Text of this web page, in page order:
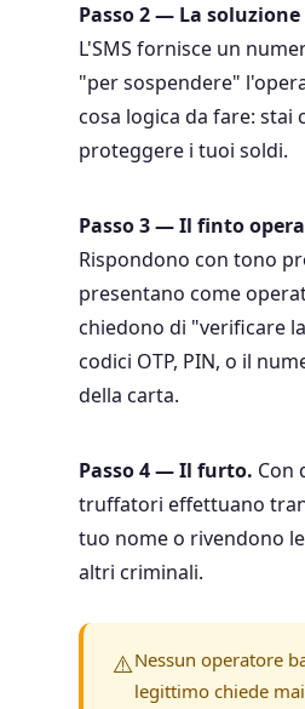
Passo 2 — La
L'SMS fornisce un
"per sospendere"
cosa logica da fare: stai
proteggere i tuoi soldi.
Passo 3 — Il finto
Rispondono con tono
presentano come
chiedono di "verificare
codici OTP, PIN, o il
della carta.
Passo 4 — Il furto. Con
truffatori effettuano
tuo nome o rivendono
altri criminali.
⚠️Nessun operatore
legittimo chiede